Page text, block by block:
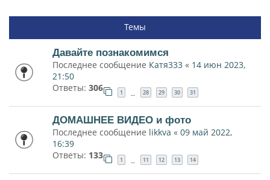
Темы
Давайте познакомимся
Последнее сообщение Катя333 « 14 июн 2023,
21:50
Ответы: 306 1 … 28 29 30 31
ДОМАШНЕЕ ВИДЕО и фото
Последнее сообщение likkva « 09 май 2022,
16:39
Ответы: 133 1 … 11 12 13 14